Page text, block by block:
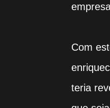
Com
teria